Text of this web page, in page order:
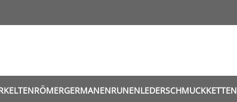
KELTENRÖMERGERMANENRUNENLEDERSCHMUCKKETTEN